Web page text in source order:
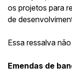
os projetos para
de
Essa ressalva
Emendas de